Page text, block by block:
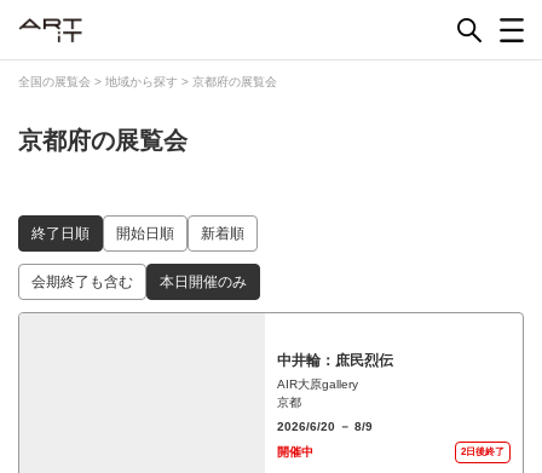
全国の展覧会 > 地域から探す > 京都府の展覧会
京都府の展覧会
終了日順 開始日順 新着順
会期終了も含む 本日開催のみ
中井輪：庶民烈伝
AIR大原gallery
京都
2026/6/20 － 8/9
開催中
2日後終了